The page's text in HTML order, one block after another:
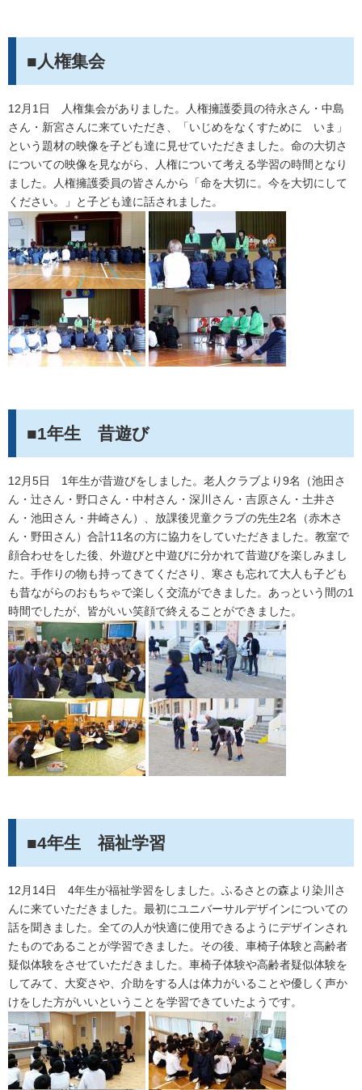
■人権集会
12月1日 人権集会がありました。人権擁護委員の待永さん・中島
さん・新宮さんに来ていただき、「いじめをなくすために いま」
という題材の映像を子ども達に見せていただきました。命の大切さ
についての映像を見ながら、人権について考える学習の時間となり
ました。人権擁護委員の皆さんから「命を大切に。今を大切にして
ください。」と子ども達に話されました。
■1年生 昔遊び
12月5日 1年生が昔遊びをしました。老人クラブより9名（池田さ
ん・辻さん・野口さん・中村さん・深川さん・吉原さん・土井さ
ん・池田さん・井崎さん）、放課後児童クラブの先生2名（赤木さ
ん・野田さん）合計11名の方に協力をしていただきました。教室で
顔合わせをした後、外遊びと中遊びに分かれて昔遊びを楽しみまし
た。手作りの物も持ってきてくださり、寒さも忘れて大人も子ども
も昔ながらのおもちゃで楽しく交流ができました。あっという間の1
時間でしたが、皆がいい笑顔で終えることができました。
■4年生 福祉学習
12月14日 4年生が福祉学習をしました。ふるさとの森より染川さ
んに来ていただきました。最初にユニバーサルデザインについての
話を聞きました。全ての人が快適に使用できるようにデザインされ
たものであることが学習できました。その後、車椅子体験と高齢者
疑似体験をさせていただきました。車椅子体験や高齢者疑似体験を
してみて、大変さや、介助をする人は体力がいることや優しく声か
けをした方がいいということを学習できていたようです。